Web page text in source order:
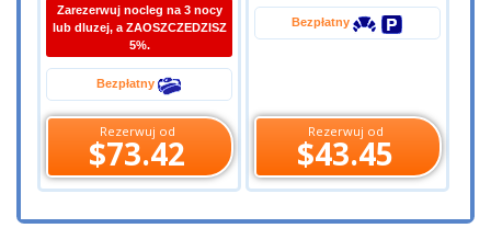
Zarezerwuj nocleg na 3 nocy
lub dluzej, a ZAOSZCZEDZISZ
5%.
Bezpłatny
Rezerwuj od
$73.42
Bezpłatny
Rezerwuj od
$43.45